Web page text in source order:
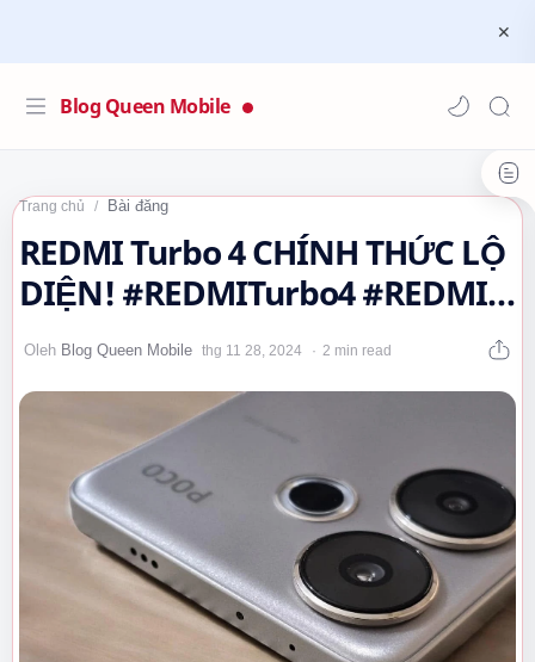
Blog Queen Mobile
Trang chủ Bài đăng
REDMI Turbo 4 CHÍNH THỨC LỘ
DIỆN! #REDMITurbo4 #REDMI
#QueenMobile #Smartphone
#CôngNghệ…
2 min read